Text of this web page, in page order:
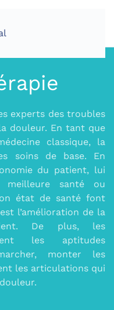
experts des troubles
douleur. En tant que
classique, la
soins de base. En
du patient, lui
santé ou
état de santé font
l’amélioration de la
De plus, les
les aptitudes
monter les
les articulations qui